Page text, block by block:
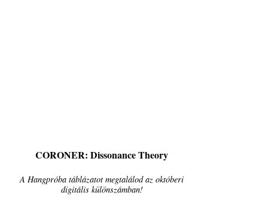
CORONER: Dissonance Theory
A Hangpróba táblázatot megtalálod az októberi
digitális különszámban!